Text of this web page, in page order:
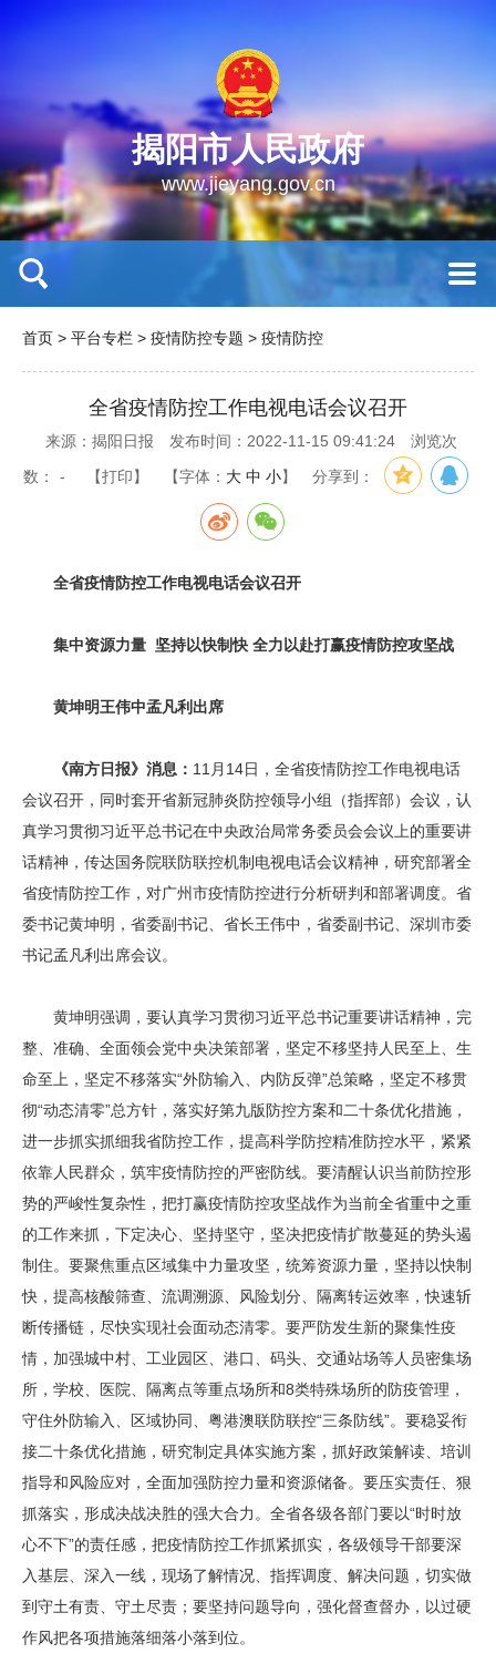
揭阳市人民政府
www.jieyang.gov.cn
首页 > 平台专栏 > 疫情防控专题 > 疫情防控
全省疫情防控工作电视电话会议召开
来源：揭阳日报 发布时间：2022-11-15 09:41:24 浏览次
数： - 【打印】 【字体： 大 中 小】 分享到：
全省疫情防控工作电视电话会议召开
集中资源力量 坚持以快制快 全力以赴打赢疫情防控攻坚战
黄坤明王伟中孟凡利出席
《南方日报》消息： 11月14日，全省疫情防控工作电视电话
会议召开，同时套开省新冠肺炎防控领导小组（指挥部）会议，认
真学习贯彻习近平总书记在中央政治局常务委员会会议上的重要讲
话精神，传达国务院联防联控机制电视电话会议精神，研究部署全
省疫情防控工作，对广州市疫情防控进行分析研判和部署调度。省
委书记黄坤明，省委副书记、省长王伟中，省委副书记、深圳市委
书记孟凡利出席会议。
黄坤明强调，要认真学习贯彻习近平总书记重要讲话精神，完
整、准确、全面领会党中央决策部署，坚定不移坚持人民至上、生
命至上，坚定不移落实“外防输入、内防反弹”总策略，坚定不移贯
彻“动态清零”总方针，落实好第九版防控方案和二十条优化措施，
进一步抓实抓细我省防控工作，提高科学防控精准防控水平，紧紧
依靠人民群众，筑牢疫情防控的严密防线。要清醒认识当前防控形
势的严峻性复杂性，把打赢疫情防控攻坚战作为当前全省重中之重
的工作来抓，下定决心、坚持坚守，坚决把疫情扩散蔓延的势头遏
制住。要聚焦重点区域集中力量攻坚，统筹资源力量，坚持以快制
快，提高核酸筛查、流调溯源、风险划分、隔离转运效率，快速斩
断传播链，尽快实现社会面动态清零。要严防发生新的聚集性疫
情，加强城中村、工业园区、港口、码头、交通站场等人员密集场
所，学校、医院、隔离点等重点场所和8类特殊场所的防疫管理，
守住外防输入、区域协同、粤港澳联防联控“三条防线”。要稳妥衔
接二十条优化措施，研究制定具体实施方案，抓好政策解读、培训
指导和风险应对，全面加强防控力量和资源储备。要压实责任、狠
抓落实，形成决战决胜的强大合力。全省各级各部门要以“时时放
心不下”的责任感，把疫情防控工作抓紧抓实，各级领导干部要深
入基层、深入一线，现场了解情况、指挥调度、解决问题，切实做
到守土有责、守土尽责；要坚持问题导向，强化督查督办，以过硬
作风把各项措施落细落小落到位。